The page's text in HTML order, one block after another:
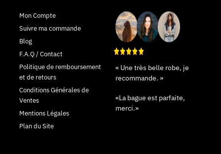
Mon Compte
Suivre ma commande
Blog
F.A.Q / Contact
Politique de remboursement
et de retours
Conditions Générales de
Ventes
Mentions Légales
Plan du Site
« Une très belle robe, je
recommande. »
«La bague est parfaite,
merci.»